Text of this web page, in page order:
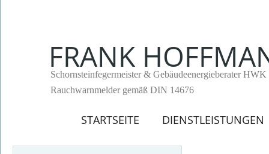
FRANK
Schornsteinfegermeister & Gebäudeenergieberater
Rauchwarnmelder gemäß DIN 14676
STARTSEITE DIENSTLEISTUNGEN